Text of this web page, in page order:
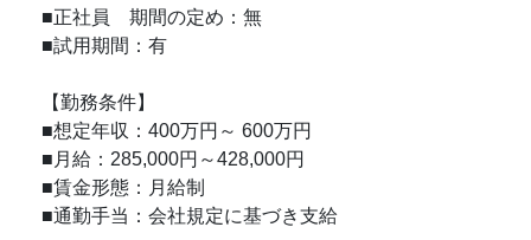
■正社員 期間の定め：無
■試用期間：有
【勤務条件】
■想定年収：400万円～ 600万円
■月給：285,000円～428,000円
■賃金形態：月給制
■通勤手当：会社規定に基づき支給